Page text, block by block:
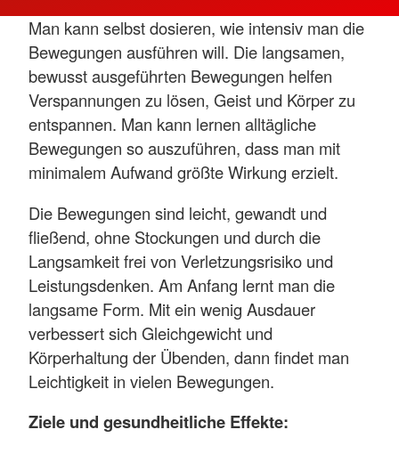
Man kann selbst dosieren, wie intensiv man die
Bewegungen ausführen will. Die langsamen,
bewusst ausgeführten Bewegungen helfen
Verspannungen zu lösen, Geist und Körper zu
entspannen. Man kann lernen alltägliche
Bewegungen so auszuführen, dass man mit
minimalem Aufwand größte Wirkung erzielt.
Die Bewegungen sind leicht, gewandt und
fließend, ohne Stockungen und durch die
Langsamkeit frei von Verletzungsrisiko und
Leistungsdenken. Am Anfang lernt man die
langsame Form. Mit ein wenig Ausdauer
verbessert sich Gleichgewicht und
Körperhaltung der Übenden, dann findet man
Leichtigkeit in vielen Bewegungen.
Ziele und gesundheitliche Effekte: